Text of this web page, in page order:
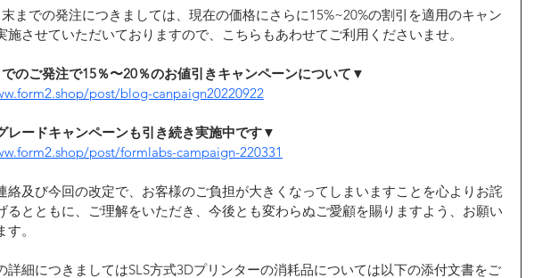
末までの発注につきましては、現在の価格にさらに15%~20%の割引を適用のキャン
施させていただいておりますので、こちらもあわせてご利用くださいませ。
のご発注で15％〜20％のお値引きキャンペーンについて▼
post/blog-canpaign20220922
レードキャンペーンも引き続き実施中です▼
post/formlabs-campaign-220331
絡及び今回の改定で、お客様のご負担が大きくなってしまいますことを心よりお詫
るとともに、​​ご理解をいただき、今後とも変わらぬご愛顧を賜りますよう、お願い
。
詳細につきましてはSLS方式3Dプリンターの消耗品については以下の添付文書をご